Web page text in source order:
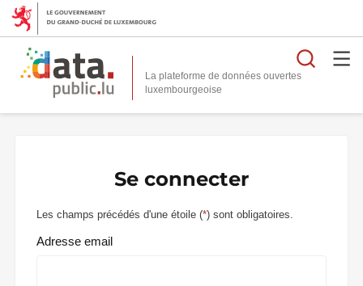
La plateforme de données ouvertes
Se connecter
Les champs précédés d'une étoile (*) sont obligatoires.
Adresse email